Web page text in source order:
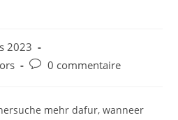
2023
Post0 commentaire
mehr dafur, wanneer